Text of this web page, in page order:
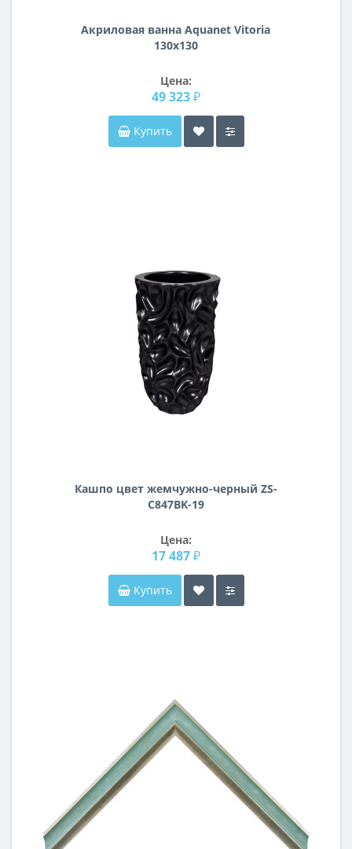
Акриловая ванна Aquanet Vitoria
130x130
Цена:
49 323 ₽
Купить
Кашпо цвет жемчужно-черный ZS-
C847BK-19
Цена:
17 487 ₽
Купить